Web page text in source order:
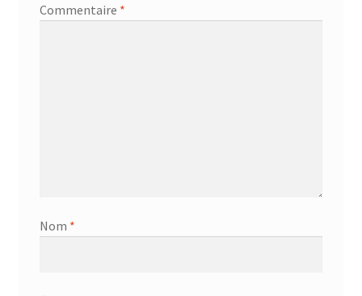
Commentaire *
Nom *